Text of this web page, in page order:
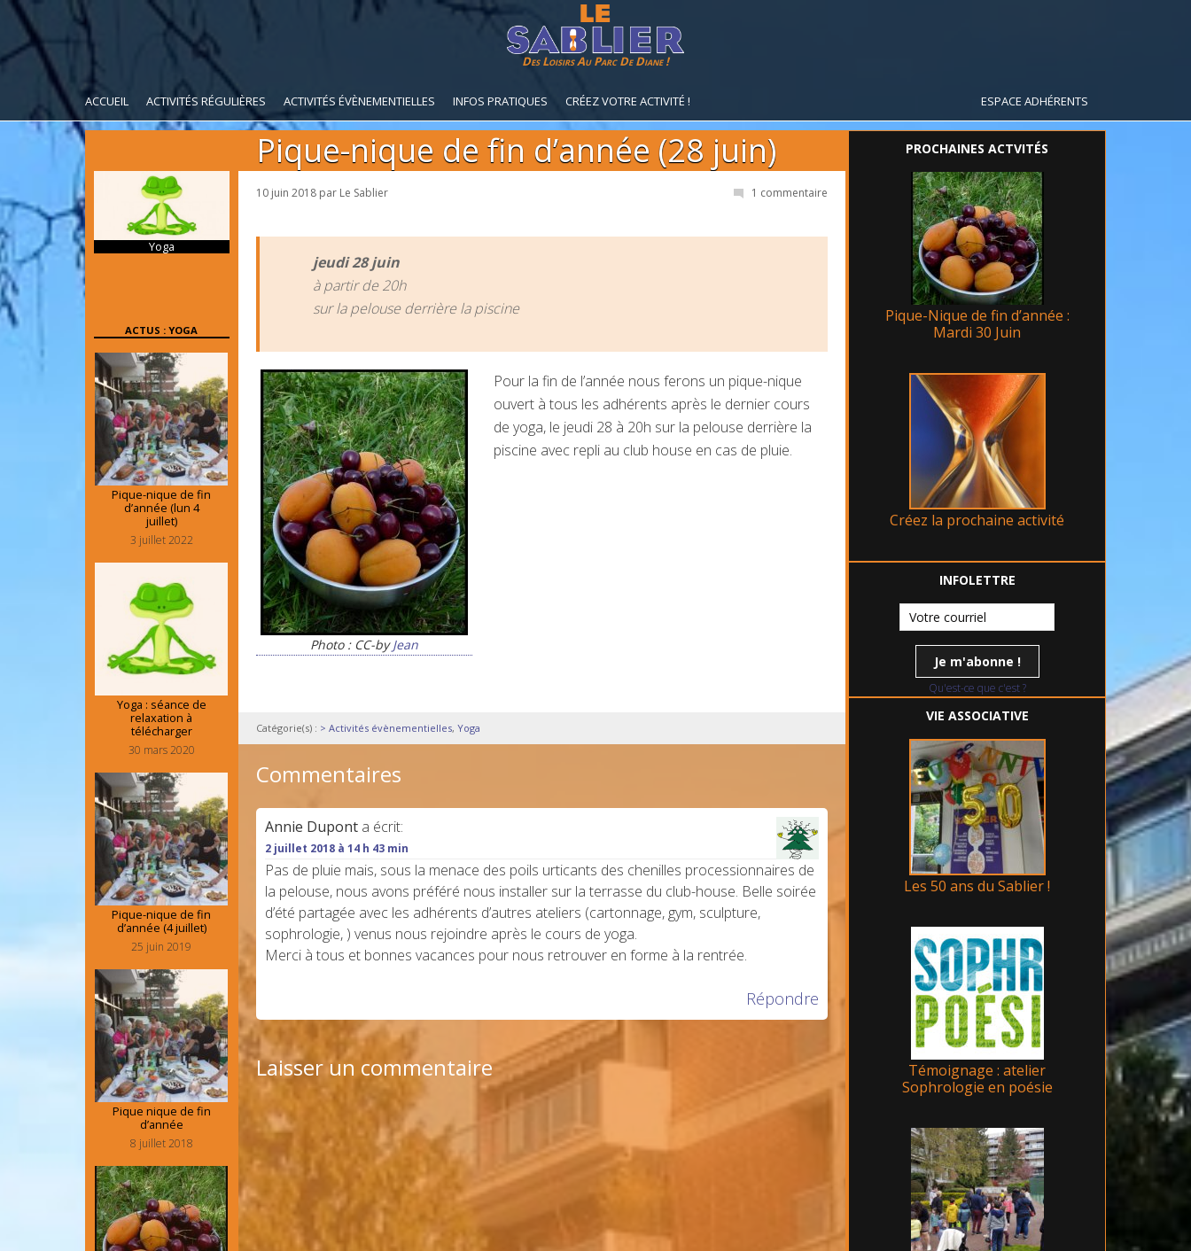
Des Loisirs Au Parc De Diane !
ACCUEIL ACTIVITÉS RÉGULIÈRES ACTIVITÉS ÉVÈNEMENTIELLES INFOS PRATIQUES CRÉEZ VOTRE ACTIVITÉ ! ESPACE ADHÉRENTS
Pique-nique de fin d’année (28 juin)
10 juin 2018par Le Sablier 1 commentaire
jeudi 28 juin
à partir de 20h
sur la pelouse derrière la piscine
Photo : CC-byJean
Pour la fin de l’année nous ferons un pique-nique
ouvert à tous les adhérents après le dernier cours
de yoga, le jeudi 28 à 20h sur la pelouse derrière la
piscine avec repli au club house en cas de pluie.
Catégorie(s) : > Activités évènementielles, Yoga
Commentaires
Annie Dupont a écrit:
2 juillet 2018 à 14 h 43 min
Pas de pluie mais, sous la menace des poils urticants des chenilles processionnaires de
la pelouse, nous avons préféré nous installer sur la terrasse du club-house. Belle soirée
d’été partagée avec les adhérents d’autres ateliers (cartonnage, gym, sculpture,
sophrologie, ) venus nous rejoindre après le cours de yoga.
Merci à tous et bonnes vacances pour nous retrouver en forme à la rentrée.
Répondre
Laisser un commentaire
PROCHAINES ACTVITÉS
Pique-Nique de fin d’année :
Mardi 30 Juin
Créez la prochaine activité
INFOLETTRE
Qu'est-ce que c'est ?
VIE ASSOCIATIVE
Les 50 ans du Sablier !
Témoignage : atelier
Sophrologie en poésie
Yoga
ACTUS : YOGA
Pique-nique de fin
d’année (lun 4
juillet)
3 juillet 2022
Yoga : séance de
relaxation à
télécharger
30 mars 2020
Pique-nique de fin
d’année (4 juillet)
25 juin 2019
Pique nique de fin
d’année
8 juillet 2018